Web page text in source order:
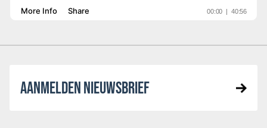
AANMELDEN NIEUWSBRIEF